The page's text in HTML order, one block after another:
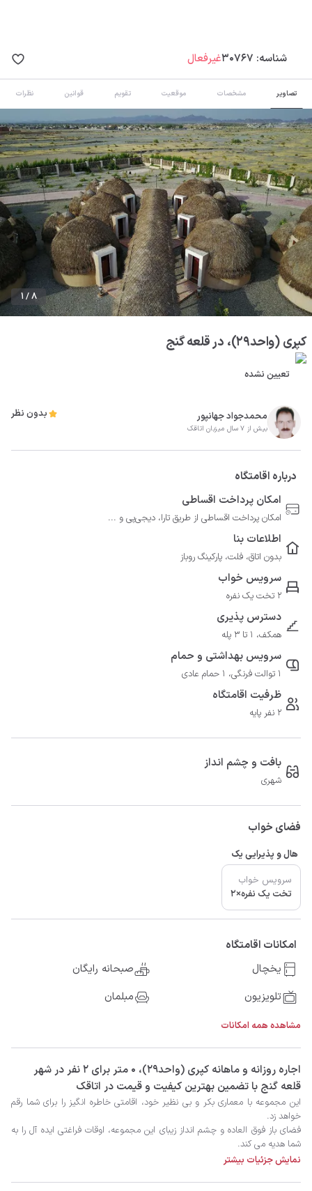
شناسه: 30767غیرفعال
تصاویر مشخصات موقعیت تقویم قوانین نظرات
1 / 8
کپری (واحد۲۹)، در قلعه گنج
تعیین نشده
محمدجواد جهانپور
بیش از 7 سال میزبان اتاقک
بدون نظر
درباره اقامتگاه
امکان پرداخت اقساطی
امکان پرداخت اقساطی از طریق تارا، دیجی‌پی و ...
اطلاعات بنا
بدون اتاق، فلت، پارکینگ روباز
سرویس خواب
2 تخت یک نفره
دسترس پذیری
همکف، 1 تا 3 پله
سرویس بهداشتی و حمام
1 توالت فرنگی، 1 حمام عادی
ظرفیت اقامتگاه
2 نفر پایه
بافت و چشم انداز
شهری
فضای خواب
هال و پذیرایی یک
سرویس خواب
تخت یک نفره×2
امکانات اقامتگاه
یخچال
صبحانه رایگان
تلویزیون
مبلمان
مشاهده همه امکانات
‫‫اجاره روزانه و ماهانه کپری (واحد۲۹)، 0 متر برای 2 نفر در شهر
قلعه گنج با تضمین بهترین کیفیت و قیمت در اتاقک
نمایش جزئیات بیشتر